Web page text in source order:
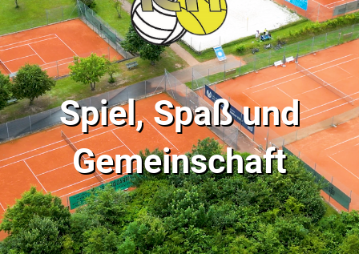
Spiel, Spaß und
Gemeinschaft